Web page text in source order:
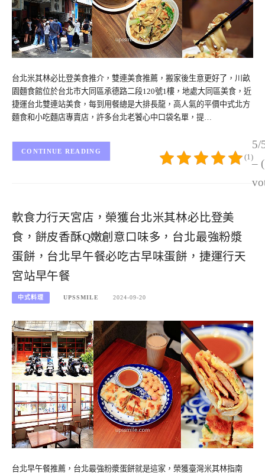
台北米其林必比登美食推介，雙連美食推薦，搬家後生意更好了，川畝
園麵食館位於台北市大同區承德路二段120號1樓，地處大同區美食，近
捷運台北雙連站美食，每到用餐總是大排長龍，高人氣的平價中式北方
麵食和小吃麵店專賣店，許多台北老饕心中口袋名單，提…
5/
–
(1)
CONTINUE READING
軟食力行天宮店，榮獲台北米其林必比登美
食，餅皮香酥Q嫩創意口味多，台北最強粉漿
蛋餅，台北早午餐必吃古早味蛋餅，捷運行天
宮站早午餐
中式料理 UPSSMILE 2024-09-20
台北早午餐推薦，台北最強粉漿蛋餅就是這家，榮獲臺灣米其林指南